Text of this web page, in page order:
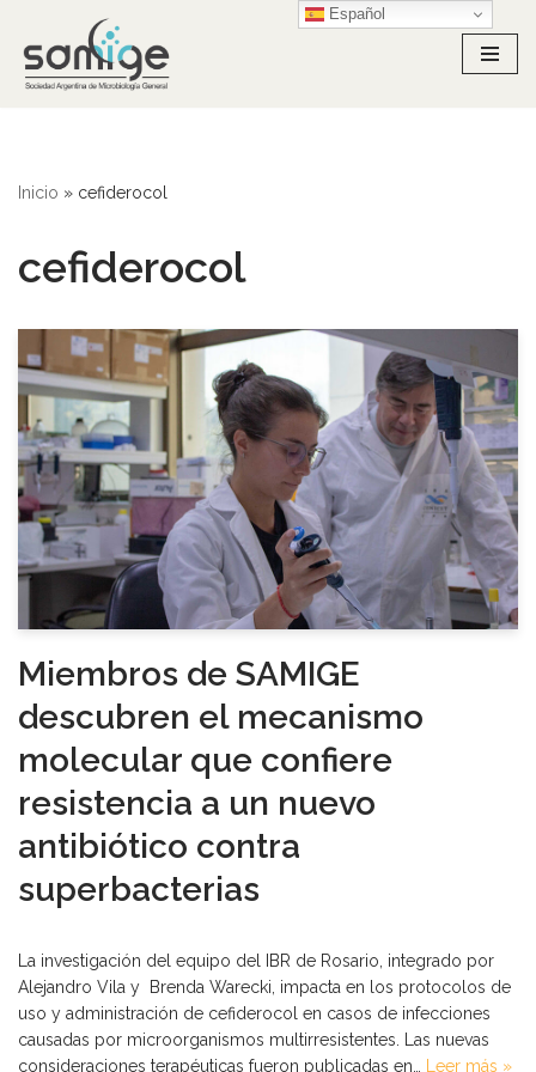
Ir
al
Inicio » cefiderocol
cefiderocol
Miembros de SAMIGE
descubren el mecanismo
molecular que confiere
resistencia a un nuevo
antibiótico contra
superbacterias
La investigación del equipo del IBR de Rosario, integrado por
Alejandro Vila y Brenda Warecki, impacta en los protocolos de
uso y administración de cefiderocol en casos de infecciones
causadas por microorganismos multirresistentes. Las nuevas
consideraciones terapéuticas fueron publicadas en… Leer más »
Español